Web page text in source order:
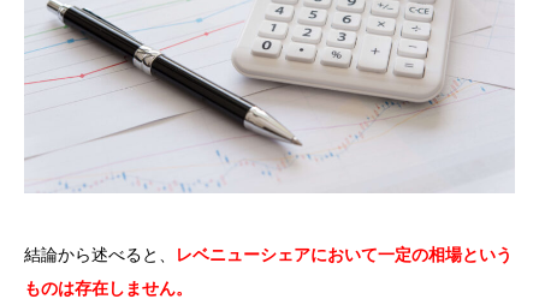
結論から述べると、
レベニューシェアにおいて一定の相場という
ものは存在しません。